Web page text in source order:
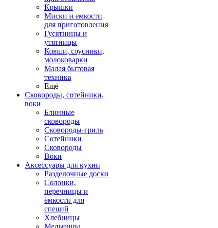
Крышки
Миски и емкости
для приготовления
Гусятницы и
утятницы
Ковши, соусники,
молоковарки
Малая бытовая
техника
Ещё
Сковороды, сотейники,
воки
Блинные
сковороды
Сковороды-гриль
Сотейники
Сковороды
Воки
Аксессуары для кухни
Разделочные доски
Солонки,
перечницы и
ёмкости для
специй
Хлебницы
Мельницы.